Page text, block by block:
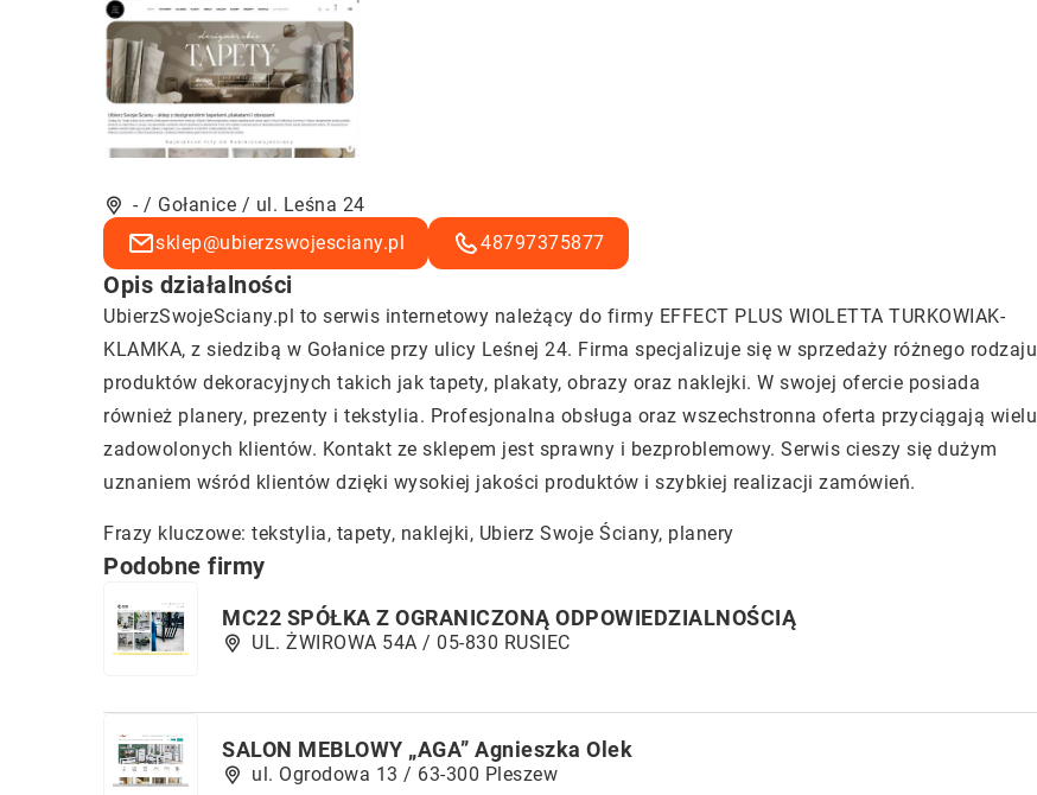
- / Gołanice / ul. Leśna 24
sklep@ubierzswojesciany.pl
48797375877
Opis działalności
UbierzSwojeSciany.pl to serwis internetowy należący do firmy EFFECT PLUS WIOLETTA TURKOWIAK-
KLAMKA, z siedzibą w Gołanice przy ulicy Leśnej 24. Firma specjalizuje się w sprzedaży różnego rodzaju
produktów dekoracyjnych takich jak tapety, plakaty, obrazy oraz naklejki. W swojej ofercie posiada
również planery, prezenty i tekstylia. Profesjonalna obsługa oraz wszechstronna oferta przyciągają wielu
zadowolonych klientów. Kontakt ze sklepem jest sprawny i bezproblemowy. Serwis cieszy się dużym
uznaniem wśród klientów dzięki wysokiej jakości produktów i szybkiej realizacji zamówień.
Frazy kluczowe: tekstylia, tapety, naklejki, Ubierz Swoje Ściany, planery
Podobne firmy
MC22 SPÓŁKA Z OGRANICZONĄ ODPOWIEDZIALNOŚCIĄ
UL. ŻWIROWA 54A / 05-830 RUSIEC
SALON MEBLOWY „AGA” Agnieszka Olek
ul. Ogrodowa 13 / 63-300 Pleszew